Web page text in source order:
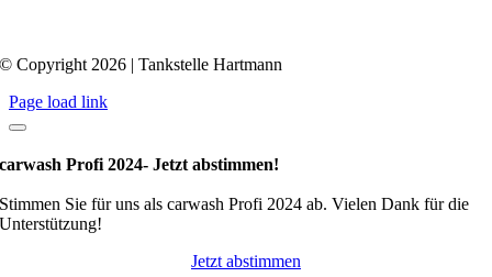
© Copyright 2026 | Tankstelle Hartmann
Page load link
carwash Profi 2024- Jetzt abstimmen!
Stimmen Sie für uns als carwash Profi 2024 ab. Vielen Dank für die
Unterstützung!
Jetzt abstimmen